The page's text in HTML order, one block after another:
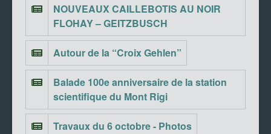
NOUVEAUX CAILLEBOTIS AU NOIR
FLOHAY – GEITZBUSCH
Autour de la “Croix Gehlen”
Balade 100e anniversaire de la station
scientifique du Mont Rigi
Travaux du 6 octobre - Photos